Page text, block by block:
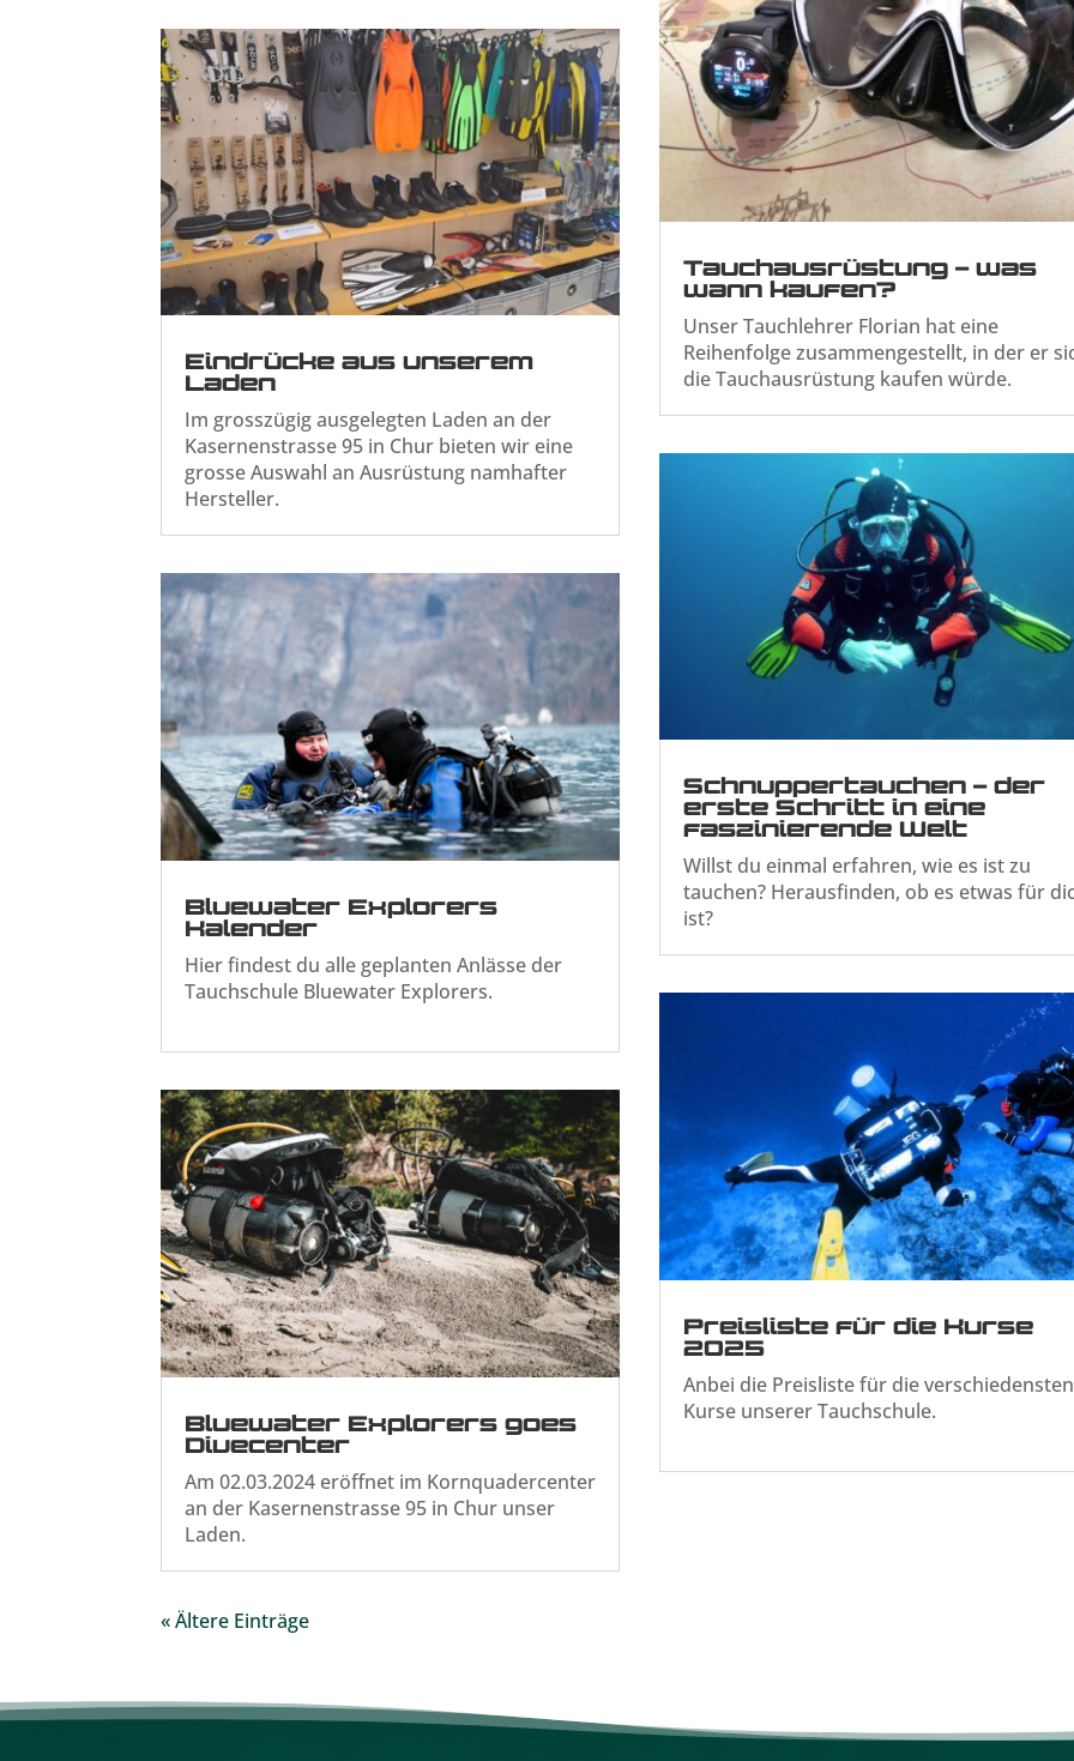
Eindrücke aus unserem
Laden
Im grosszügig ausgelegten Laden an der
Kasernenstrasse 95 in Chur bieten wir eine
grosse Auswahl an Ausrüstung namhafter
Hersteller.
Bluewater Explorers
Kalender
Hier findest du alle geplanten Anlässe der
Tauchschule Bluewater Explorers.
Bluewater Explorers goes
Divecenter
Am 02.03.2024 eröffnet im Kornquadercenter
an der Kasernenstrasse 95 in Chur unser
Laden.
Tauchausrüstung – was
wann kaufen?
Unser Tauchlehrer Florian hat eine
Reihenfolge zusammengestellt, in der er
die Tauchausrüstung kaufen würde.
Schnuppertauchen – der
erste Schritt in eine
faszinierende Welt
Willst du einmal erfahren, wie es ist zu
tauchen? Herausfinden, ob es etwas für
ist?
Preisliste für die Kurse
2025
Anbei die Preisliste für die verschiedensten
Kurse unserer Tauchschule.
« Ältere Einträge